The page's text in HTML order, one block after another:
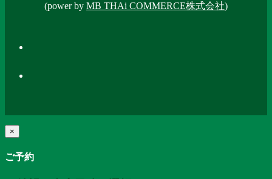
(power by MB THAi COMMERCE株式会社)
×
ご予約